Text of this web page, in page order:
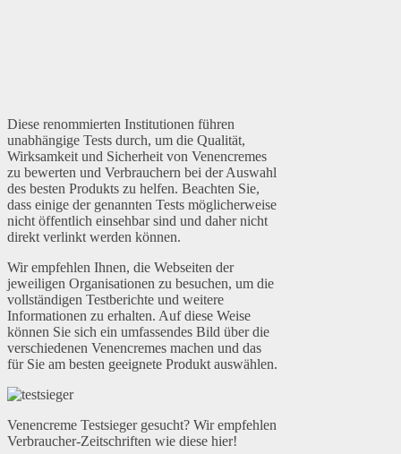
Diese renommierten Institutionen führen
unabhängige Tests durch, um die Qualität,
Wirksamkeit und Sicherheit von Venencremes
zu bewerten und Verbrauchern bei der Auswahl
des besten Produkts zu helfen. Beachten Sie,
dass einige der genannten Tests möglicherweise
nicht öffentlich einsehbar sind und daher nicht
direkt verlinkt werden können.
Wir empfehlen Ihnen, die Webseiten der
jeweiligen Organisationen zu besuchen, um die
vollständigen Testberichte und weitere
Informationen zu erhalten. Auf diese Weise
können Sie sich ein umfassendes Bild über die
verschiedenen Venencremes machen und das
für Sie am besten geeignete Produkt auswählen.
Venencreme Testsieger gesucht? Wir empfehlen
Verbraucher-Zeitschriften wie diese hier!